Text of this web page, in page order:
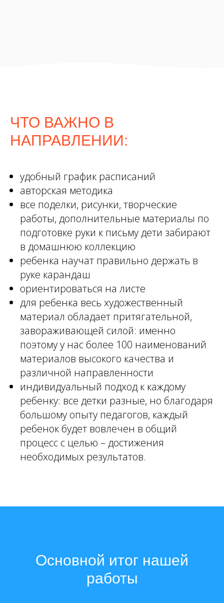
ЧТО ВАЖНО В
НАПРАВЛЕНИИ:
удобный график расписаний
авторская методика
все поделки, рисунки, творческие
работы, дополнительные материалы по
подготовке руки к письму дети забирают
в домашнюю коллекцию
ребенка научат правильно держать в
руке карандаш
ориентироваться на листе
для ребенка весь художественный
материал обладает притягательной,
завораживающей силой: именно
поэтому у нас более 100 наименований
материалов высокого качества и
различной направленности
индивидуальный подход к каждому
ребенку: все детки разные, но благодаря
большому опыту педагогов, каждый
ребенок будет вовлечен в общий
процесс с целью – достижения
необходимых результатов.
Основной итог нашей
работы